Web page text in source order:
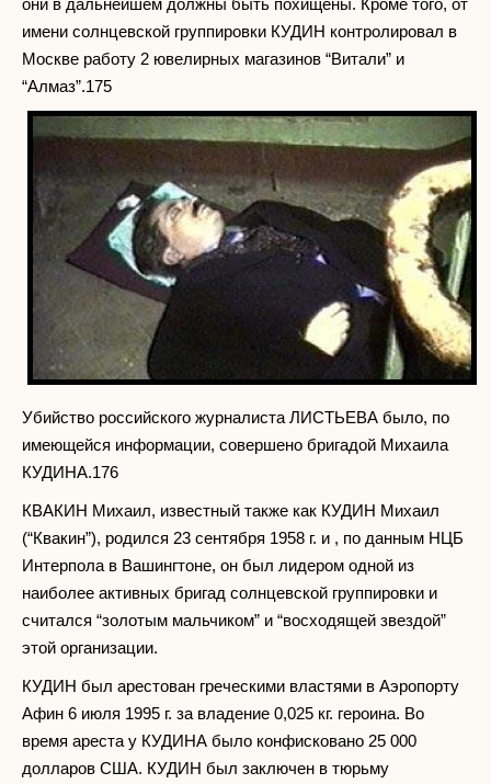
они в дальнейшем должны быть похищены. Кроме того, от
имени солнцевской группировки КУДИН контролировал в
Москве работу 2 ювелирных магазинов “Витали” и
“Алмаз”.175
Убийство российского журналиста ЛИСТЬЕВА было, по
имеющейся информации, совершено бригадой Михаила
КУДИНА.176
КВАКИН Михаил, известный также как КУДИН Михаил
(“Квакин”), родился 23 сентября 1958 г. и , по данным НЦБ
Интерпола в Вашингтоне, он был лидером одной из
наиболее активных бригад солнцевской группировки и
считался “золотым мальчиком” и “восходящей звездой”
этой организации.
КУДИН был арестован греческими властями в Аэропорту
Афин 6 июля 1995 г. за владение 0,025 кг. героина. Во
время ареста у КУДИНА было конфисковано 25 000
долларов США. КУДИН был заключен в тюрьму